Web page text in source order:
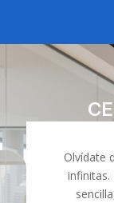
Olvídate
infinitas.